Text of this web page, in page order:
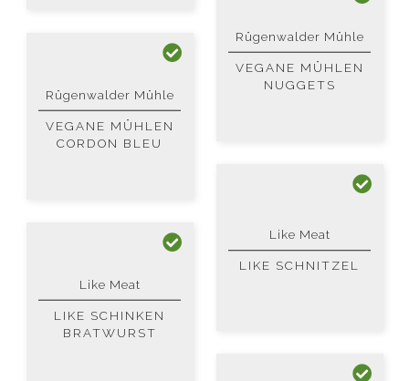
Rügenwalder Mühle
VEGANE MÜHLEN
NUGGETS
Rügenwalder Mühle
VEGANE MÜHLEN
CORDON BLEU
Like Meat
LIKE SCHNITZEL
Like Meat
LIKE SCHINKEN
BRATWURST